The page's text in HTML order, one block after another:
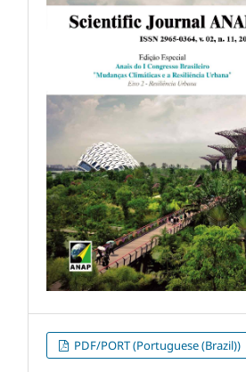
PDF/PORT (Portuguese (Brazil))